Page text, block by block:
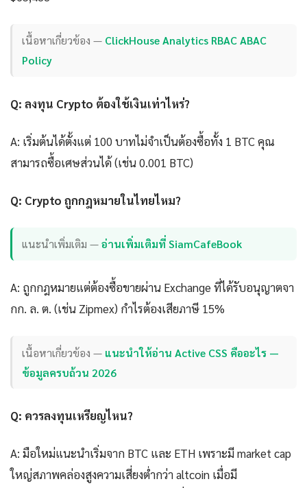
เนื้อหาเกี่ยวข้อง — ClickHouse Analytics RBAC ABAC
Policy
Q: ลงทุน Crypto ต้องใช้เงินเท่าไหร่?
A: เริ่มต้นได้ตั้งแต่ 100 บาทไม่จำเป็นต้องซื้อทั้ง 1 BTC คุณ
สามารถซื้อเศษส่วนได้ (เช่น 0.001 BTC)
Q: Crypto ถูกกฎหมายในไทยไหม?
แนะนำเพิ่มเติม —อ่านเพิ่มเติมที่ SiamCafeBook
A: ถูกกฎหมายแต่ต้องซื้อขายผ่าน Exchange ที่ได้รับอนุญาตจา
กก. ล. ต. (เช่น Zipmex) กำไรต้องเสียภาษี 15%
เนื้อหาเกี่ยวข้อง — แนะนำให้อ่าน Active CSS คืออะไร —
ข้อมูลครบถ้วน 2026
Q: ควรลงทุนเหรียญไหน?
A: มือใหม่แนะนำเริ่มจาก BTC และ ETH เพราะมี market cap
ใหญ่สภาพคล่องสูงความเสี่ยงต่ำกว่า altcoin เมื่อมี